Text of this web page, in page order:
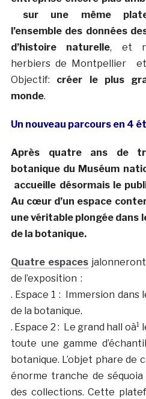
sur une même
l’ensemble des données
d’histoire naturelle, et
herbiers de Montpellier
Objectif: créer le plus
monde.
Un nouveau parcours en 4
Après quatre ans de
botanique du Muséum
accueille désormais le
Au cœur d’un espace
une véritable plongée dans
de la botanique.
Quatre espacesjalonneront
de l’exposition :
. Espace 1 : Immersion
de la botanique.
. Espace 2 : Le grand hall
toute une gamme
botanique. L’objet phare
énorme tranche de séquoia
des collections. Cette